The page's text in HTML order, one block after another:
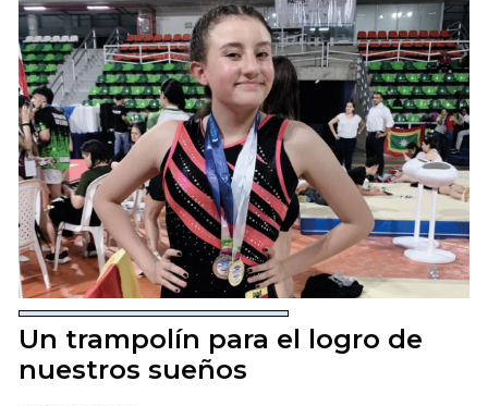
Un trampolín para el logro de
nuestros sueños